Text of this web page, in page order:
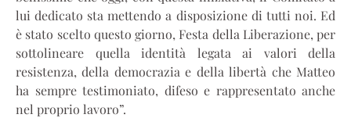
lui dedicato sta mettendo a disposizione di tutti noi. Ed
è stato scelto questo giorno, Festa della Liberazione, per
sottolineare quella identità legata ai valori della
resistenza, della democrazia e della libertà che Matteo
ha sempre testimoniato, difeso e rappresentato anche
nel proprio lavoro”.